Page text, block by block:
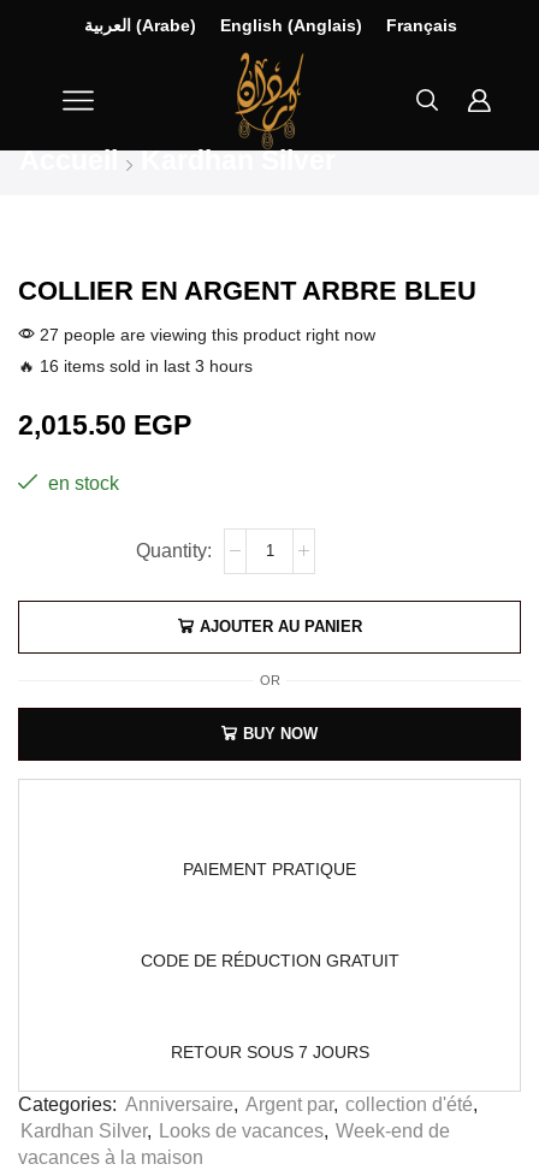
العربية (Arabe) English (Anglais) Français
Accueil Kardhan Silver
COLLIER EN ARGENT ARBRE BLEU
27 people are viewing this product right now
🔥 16 items sold in last 3 hours
2,015.50 EGP
en stock
AJOUTER AU PANIER
OR
BUY NOW
PAIEMENT PRATIQUE
CODE DE RÉDUCTION GRATUIT
RETOUR SOUS 7 JOURS
Categories: Anniversaire, Argent par, collection d'été,
Kardhan Silver, Looks de vacances, Week-end de
vacances à la maison